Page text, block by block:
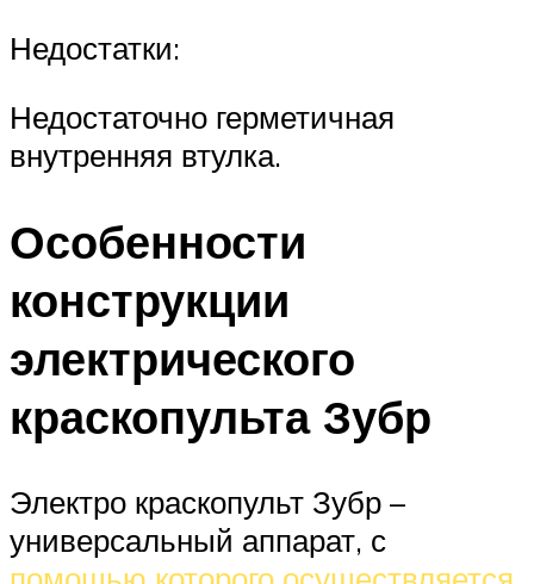
Недостатки:
Недостаточно герметичная
внутренняя втулка.
Особенности
конструкции
электрического
краскопульта Зубр
Электро краскопульт Зубр –
универсальный аппарат, с